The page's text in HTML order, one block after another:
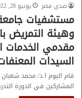
صدى مصر
يونيو 28, 2022
مستشفيات
وهيئة التمريض
مقدمي الخدمات
السيدات
قام اليوم ا.د/ محمد
المشاركين في الدورة